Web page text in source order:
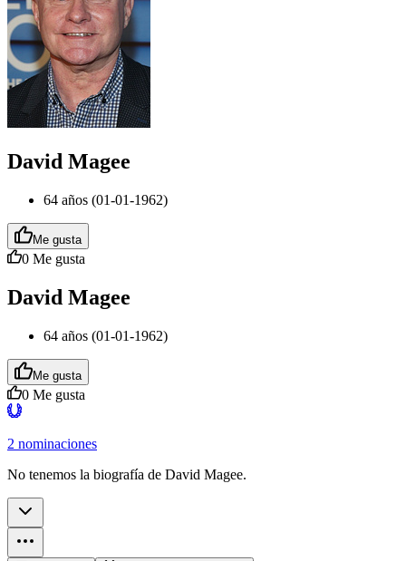
David Magee
64 años (01-01-1962)
Me gusta
0 Me gusta
David Magee
64 años (01-01-1962)
Me gusta
0 Me gusta
2 nominaciones
No tenemos la biografía de David Magee.